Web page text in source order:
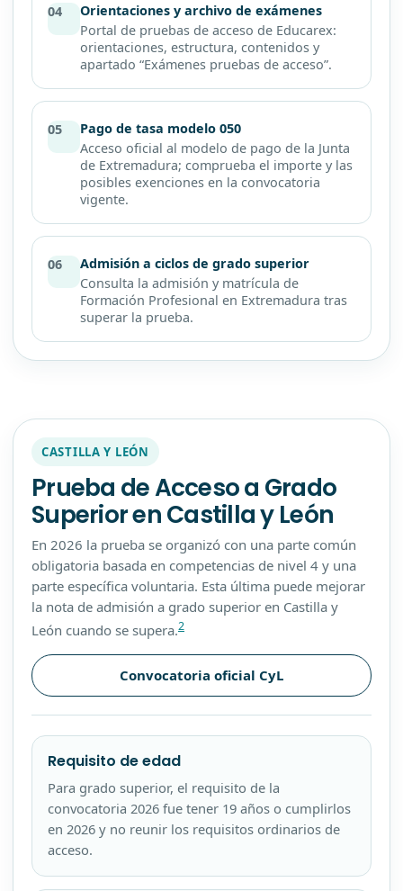
04
Orientaciones y archivo de exámenes
Portal de pruebas de acceso de Educarex:
orientaciones, estructura, contenidos y
apartado “Exámenes pruebas de acceso”.
05
Pago de tasa modelo 050
Acceso oficial al modelo de pago de la Junta
de Extremadura; comprueba el importe y las
posibles exenciones en la convocatoria
vigente.
06
Admisión a ciclos de grado superior
Consulta la admisión y matrícula de
Formación Profesional en Extremadura tras
superar la prueba.
CASTILLA Y LEÓN
Prueba de Acceso a Grado
Superior en Castilla y León
En 2026 la prueba se organizó con una parte común
obligatoria basada en competencias de nivel 4 y una
parte específica voluntaria. Esta última puede mejorar
la nota de admisión a grado superior en Castilla y
León cuando se supera.2
Convocatoria oficial CyL
Requisito de edad
Para grado superior, el requisito de la
convocatoria 2026 fue tener 19 años o cumplirlos
en 2026 y no reunir los requisitos ordinarios de
acceso.